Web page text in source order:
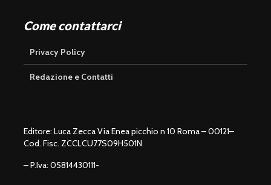
Come contattarci
Privacy Policy
Redazione e Contatti
Editore: Luca Zecca Via Enea picchio n 10 Roma – 00121–
Cod. Fisc. ZCCLCU77S09H501N
– P.Iva: 05814430111-